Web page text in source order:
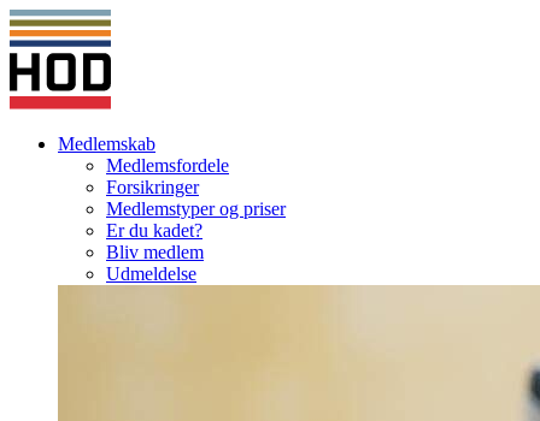
Medlemskab
Medlemsfordele
Forsikringer
Medlemstyper og priser
Er du kadet?
Bliv medlem
Udmeldelse